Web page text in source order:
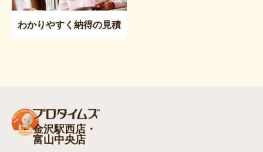
わかりやすく納得の見積
金沢駅西店・
富山中央店